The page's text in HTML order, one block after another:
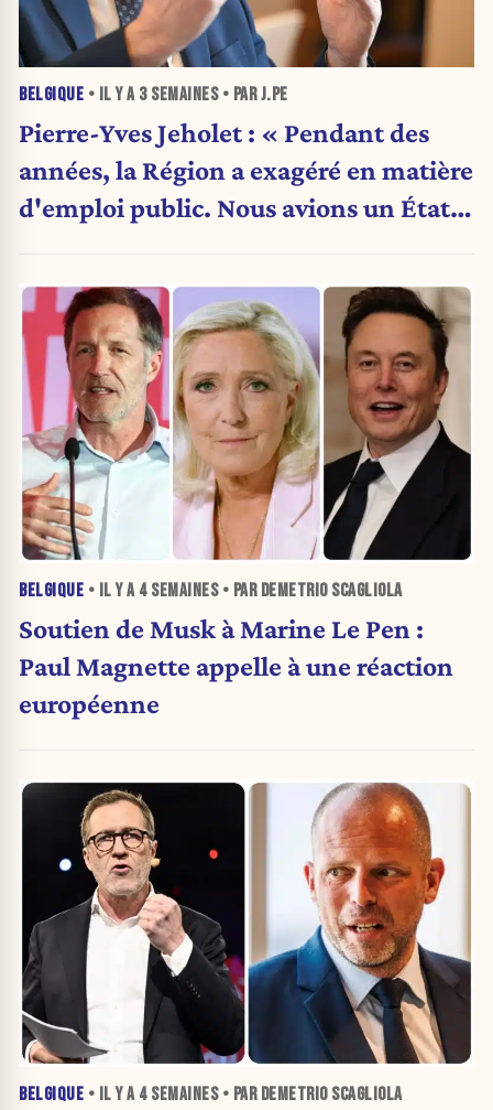
BELGIQUE • IL Y A 3 SEMAINES• PAR J.PE
Pierre-Yves Jeholet : « Pendant des
années, la Région a exagéré en matière
d'emploi public. Nous avions un État
BELGIQUE • IL Y A 4 SEMAINES• PAR DEMETRIO SCAGLIOLA
Soutien de Musk à Marine Le Pen :
Paul Magnette appelle à une réaction
européenne
BELGIQUE • IL Y A 4 SEMAINES• PAR DEMETRIO SCAGLIOLA